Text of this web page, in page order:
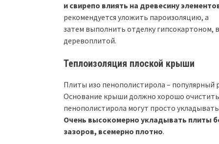
и свирепо влиять на древесину
рекомендуется уложить пароизоляцию, а
затем выполнить отделку гипсокартоном,
деревоплитой.
Теплоизоляция плоской крыши
Плиты изо пенополистирола – популярный
Основание крыши должно хорошо
пенополистирола могут просто
Очень высокомерно укладывать плиты
зазоров, всемерно плотно.